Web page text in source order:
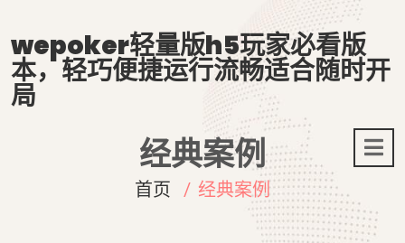
wepoker轻量版h5玩家必看版
本，轻巧便捷运行流畅适合随时开
局
经典案例
首页 经典案例